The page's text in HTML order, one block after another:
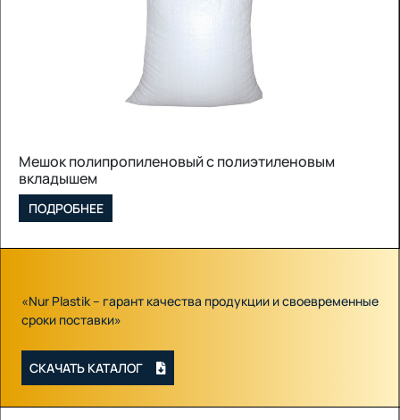
Мешок полипропиленовый с полиэтиленовым
вкладышем
ПОДРОБНЕЕ
«Nur Plastik – гарант качества продукции и своевременные
сроки поставки»
СКАЧАТЬ КАТАЛОГ